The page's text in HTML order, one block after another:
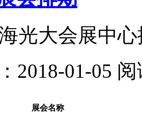
光大会展中
2018-01-05
展会名称